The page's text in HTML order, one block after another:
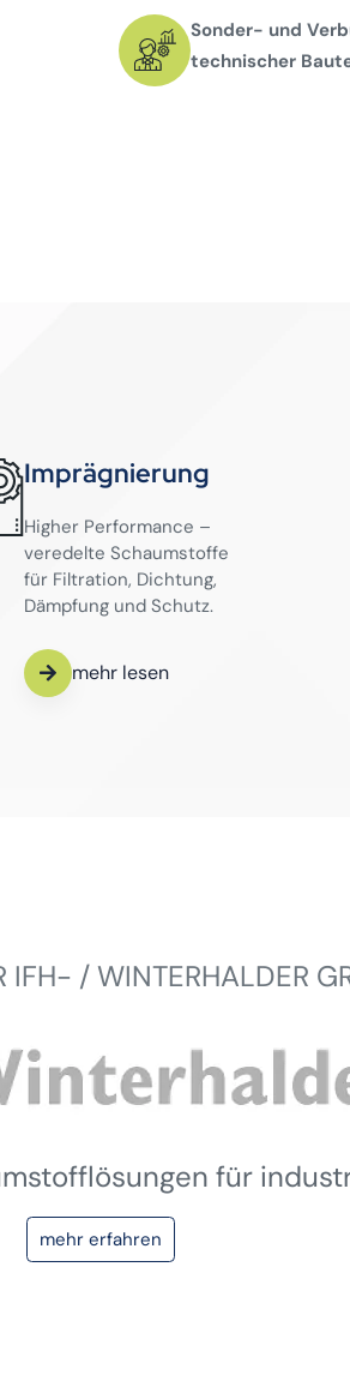
Sonder- und
technischer
Imprägnierung
Higher Performance –
veredelte Schaumstoffe
für Filtration, Dichtung,
Dämpfung und Schutz.
mehr lesen
IFH- / WINTERHALDER
für
mehr erfahren